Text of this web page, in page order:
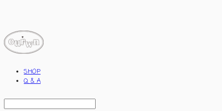
SHOP
Q & A